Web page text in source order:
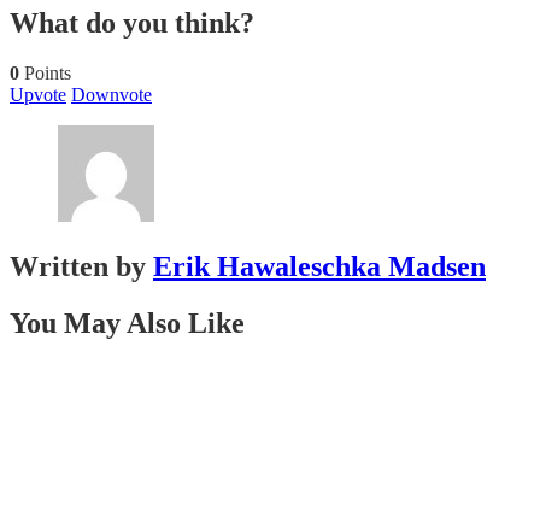
What do you think?
0 Points
Upvote Downvote
Written by Erik Hawaleschka Madsen
You May Also Like